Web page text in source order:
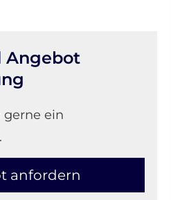
Angebot
gerne ein
an­for­dern